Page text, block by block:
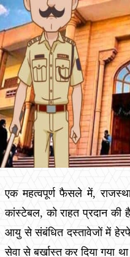
एक महत्वपूर्ण फैसले में,
कांस्टेबल, को राहत प्रदान
आयु से संबंधित दस्तावेजों में
सेवा से बर्खास्त कर दिया गया